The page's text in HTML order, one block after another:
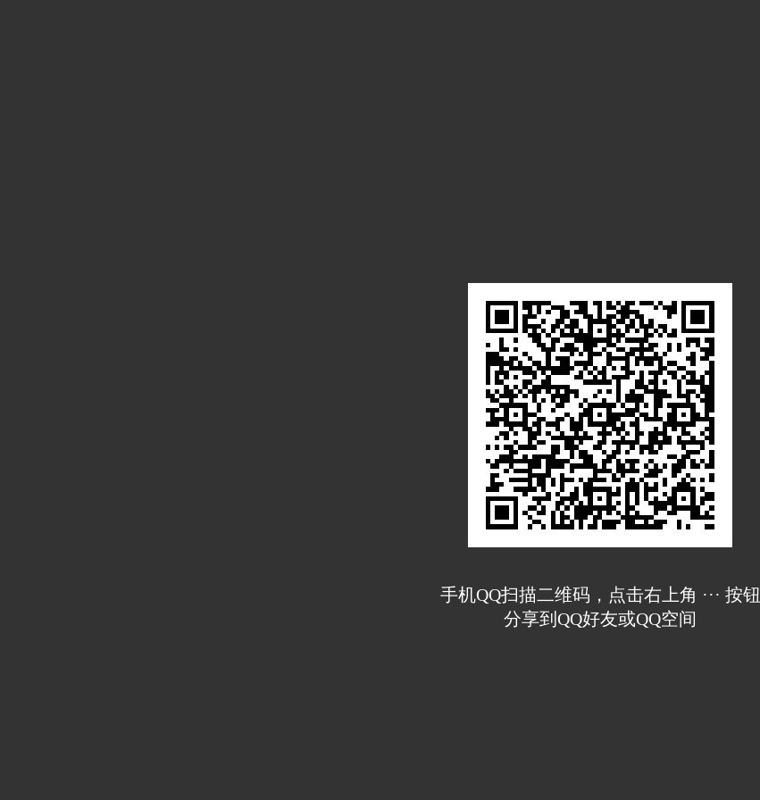
手机QQ扫描二维码，点击右上角 ··· 按钮
分享到QQ好友或QQ空间